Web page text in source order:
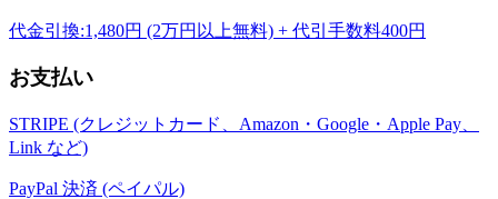
代金引換:1,480円 (2万円以上無料) + 代引手数料400円
お支払い
STRIPE (クレジットカード、Amazon・Google・Apple Pay、
Link など)
PayPal 決済 (ペイパル)